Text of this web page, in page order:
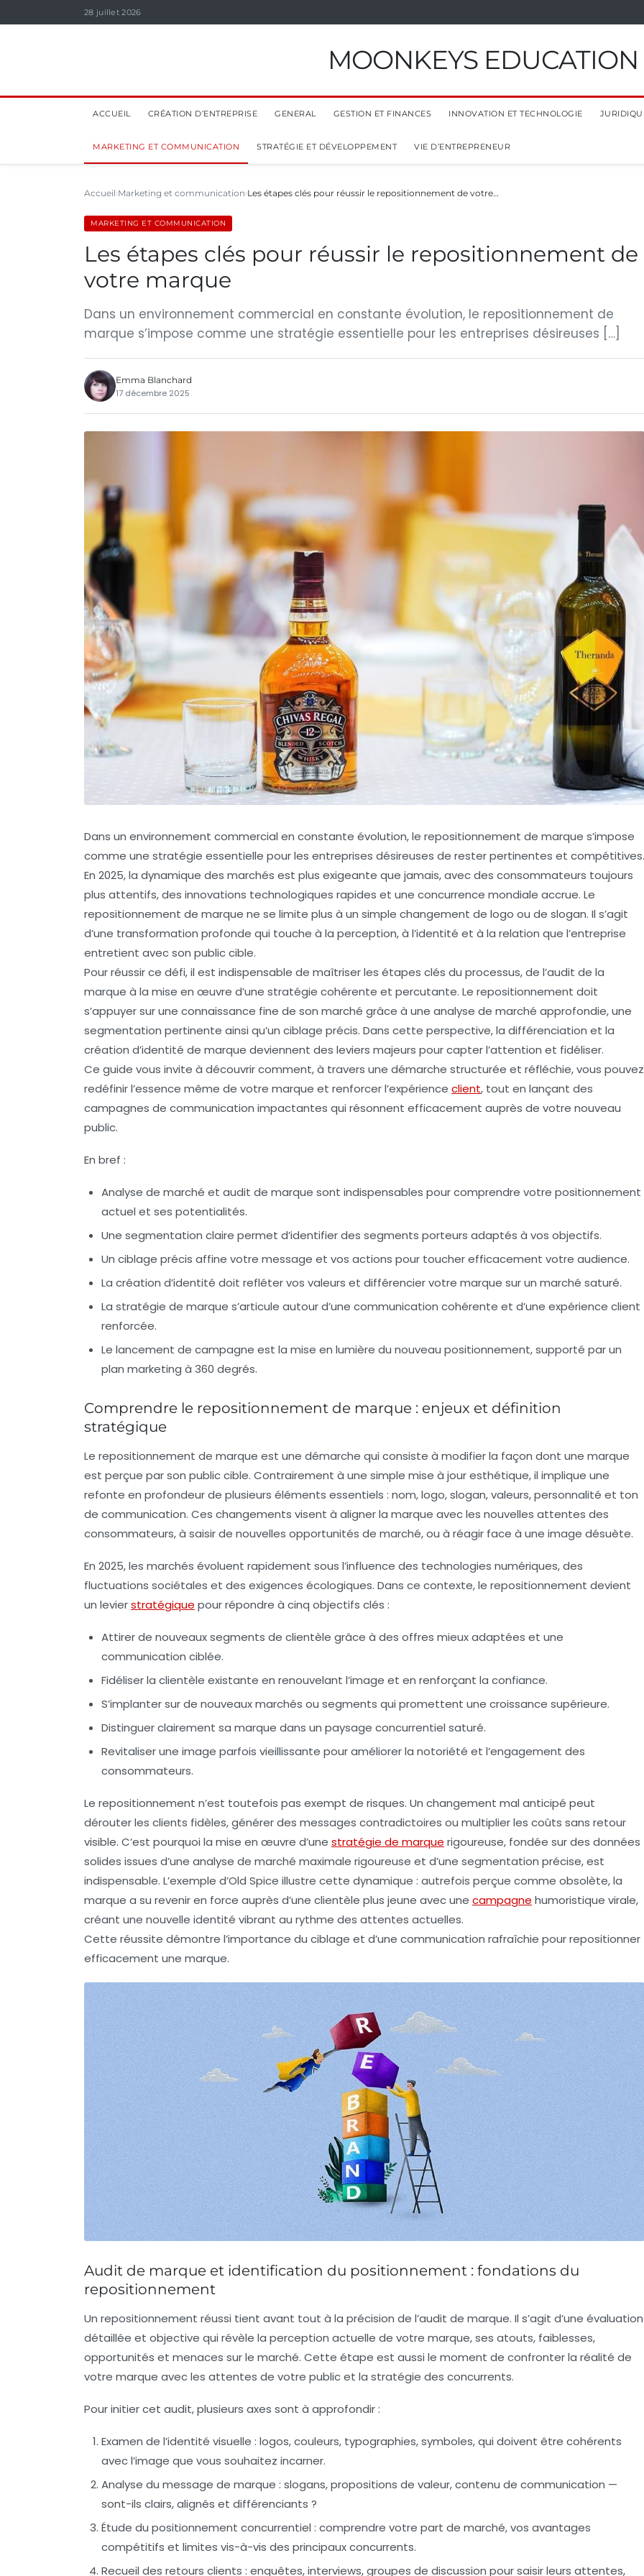
28 juillet 2026
MOONKEYS EDUCATION
ACCUEIL CRÉATION D’ENTREPRISE GENERAL GESTION ET FINANCES INNOVATION ET TECHNOLOGIE
MARKETING ET COMMUNICATION STRATÉGIE ET DÉVELOPPEMENT VIE D’ENTREPRENEUR
Accueil Marketing et communication Les étapes clés pour réussir le repositionnement de votre…
MARKETING ET COMMUNICATION
Les étapes clés pour réussir le repositionnement de
votre marque
Dans un environnement commercial en constante évolution, le repositionnement de
marque s’impose comme une stratégie essentielle pour les entreprises désireuses […]
Emma Blanchard
17 décembre 2025
Dans un environnement commercial en constante évolution, le repositionnement de marque s’impose
comme une stratégie essentielle pour les entreprises désireuses de rester pertinentes et compétitives.
En 2025, la dynamique des marchés est plus exigeante que jamais, avec des consommateurs toujours
plus attentifs, des innovations technologiques rapides et une concurrence mondiale accrue. Le
repositionnement de marque ne se limite plus à un simple changement de logo ou de slogan. Il s’agit
d’une transformation profonde qui touche à la perception, à l’identité et à la relation que l’entreprise
entretient avec son public cible.
Pour réussir ce défi, il est indispensable de maîtriser les étapes clés du processus, de l’audit de la
marque à la mise en œuvre d’une stratégie cohérente et percutante. Le repositionnement doit
s’appuyer sur une connaissance fine de son marché grâce à une analyse de marché approfondie, une
segmentation pertinente ainsi qu’un ciblage précis. Dans cette perspective, la différenciation et la
création d’identité de marque deviennent des leviers majeurs pour capter l’attention et fidéliser.
Ce guide vous invite à découvrir comment, à travers une démarche structurée et réfléchie, vous pouvez
redéfinir l’essence même de votre marque et renforcer l’expérience client, tout en lançant des
campagnes de communication impactantes qui résonnent efficacement auprès de votre nouveau
public.
En bref :
Analyse de marché et audit de marque sont indispensables pour comprendre votre positionnement
actuel et ses potentialités.
Une segmentation claire permet d’identifier des segments porteurs adaptés à vos objectifs.
Un ciblage précis affine votre message et vos actions pour toucher efficacement votre audience.
La création d’identité doit refléter vos valeurs et différencier votre marque sur un marché saturé.
La stratégie de marque s’articule autour d’une communication cohérente et d’une expérience client
renforcée.
Le lancement de campagne est la mise en lumière du nouveau positionnement, supporté par un
plan marketing à 360 degrés.
Comprendre le repositionnement de marque : enjeux et définition
stratégique
Le repositionnement de marque est une démarche qui consiste à modifier la façon dont une marque
est perçue par son public cible. Contrairement à une simple mise à jour esthétique, il implique une
refonte en profondeur de plusieurs éléments essentiels : nom, logo, slogan, valeurs, personnalité et ton
de communication. Ces changements visent à aligner la marque avec les nouvelles attentes des
consommateurs, à saisir de nouvelles opportunités de marché, ou à réagir face à une image désuète.
En 2025, les marchés évoluent rapidement sous l’influence des technologies numériques, des
fluctuations sociétales et des exigences écologiques. Dans ce contexte, le repositionnement devient
un levierstratégique pour répondre à cinq objectifs clés :
Attirer de nouveaux segments de clientèle grâce à des offres mieux adaptées et une
communication ciblée.
Fidéliser la clientèle existante en renouvelant l’image et en renforçant la confiance.
S’implanter sur de nouveaux marchés ou segments qui promettent une croissance supérieure.
Distinguer clairement sa marque dans un paysage concurrentiel saturé.
Revitaliser une image parfois vieillissante pour améliorer la notoriété et l’engagement des
consommateurs.
Le repositionnement n’est toutefois pas exempt de risques. Un changement mal anticipé peut
dérouter les clients fidèles, générer des messages contradictoires ou multiplier les coûts sans retour
visible. C’est pourquoi la mise en œuvre d’une stratégie de marque rigoureuse, fondée sur des données
solides issues d’une analyse de marché maximale rigoureuse et d’une segmentation précise, est
indispensable. L’exemple d’Old Spice illustre cette dynamique : autrefois perçue comme obsolète, la
marque a su revenir en force auprès d’une clientèle plus jeune avec une campagne humoristique virale,
créant une nouvelle identité vibrant au rythme des attentes actuelles.
Cette réussite démontre l’importance du ciblage et d’une communication rafraîchie pour repositionner
efficacement une marque.
Audit de marque et identification du positionnement : fondations du
repositionnement
Un repositionnement réussi tient avant tout à la précision de l’audit de marque. Il s’agit d’une évaluation
détaillée et objective qui révèle la perception actuelle de votre marque, ses atouts, faiblesses,
opportunités et menaces sur le marché. Cette étape est aussi le moment de confronter la réalité de
votre marque avec les attentes de votre public et la stratégie des concurrents.
Pour initier cet audit, plusieurs axes sont à approfondir :
Examen de l’identité visuelle : logos, couleurs, typographies, symboles, qui doivent être cohérents
avec l’image que vous souhaitez incarner.
Analyse du message de marque : slogans, propositions de valeur, contenu de communication —
sont-ils clairs, alignés et différenciants ?
Étude du positionnement concurrentiel : comprendre votre part de marché, vos avantages
compétitifs et limites vis-à-vis des principaux concurrents.
Recueil des retours clients : enquêtes, interviews, groupes de discussion pour saisir leurs attentes,